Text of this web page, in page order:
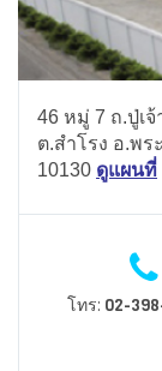
46 หมู่ 7 ถ.ปู่เ
ต.สำโรง อ.พร
10130 ดูแผนที่
โทร: 02-